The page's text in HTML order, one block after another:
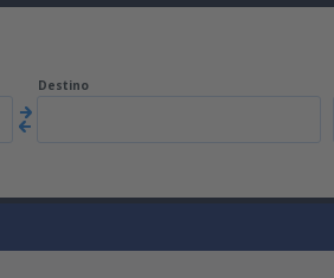
Destino